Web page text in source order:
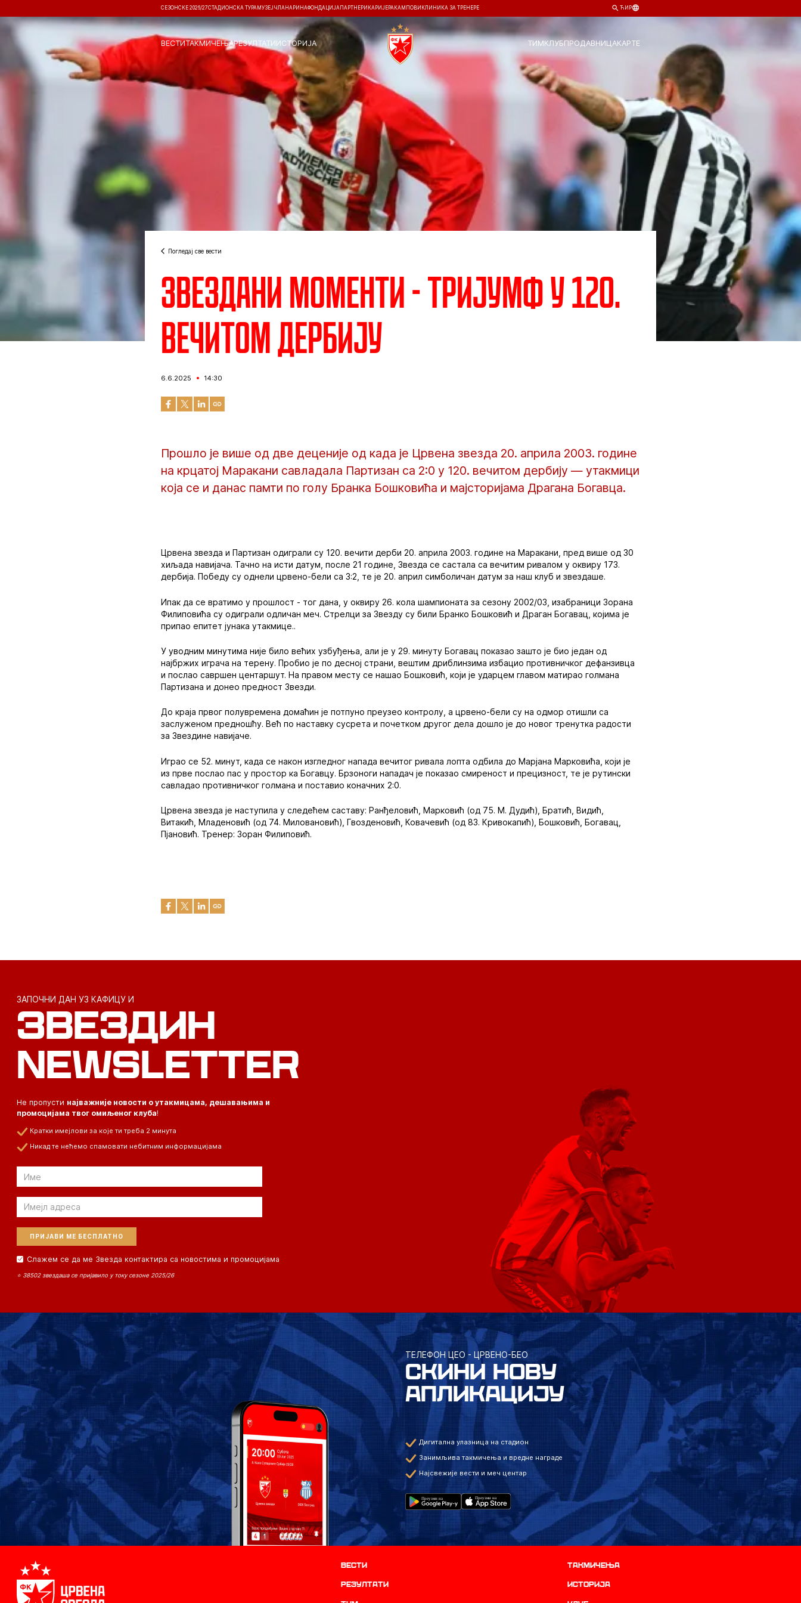
СЕЗОНСКЕ 2026/27СТАДИОНСКА ТУРА МУЗЕЈ ЧЛАНАРИНАФОНДАЦИЈА ПАРТНЕРИ КАРИЈЕРА КАМПОВИ КЛИНИКА ЗА ТРЕНЕРЕ ЋИР
ВЕСТИТАКМИЧЕЊАРЕЗУЛТАТИИСТОРИЈА ТИМКЛУБПРОДАВНИЦАКАРТЕ
Погледај све вести
Звездани моменти - Тријумф у 120.
вечитом дербију
6.6.2025 14:30
Прошло је више од две деценије од када је Црвена звезда 20. априла 2003. године
на крцатој Маракани савладала Партизан са 2:0 у 120. вечитом дербију — утакмици
која се и данас памти по голу Бранка Бошковића и мајсторијама Драгана Богавца.
Црвена звезда и Партизан одиграли су 120. вечити дерби 20. априла 2003. године на Маракани, пред више од 30
хиљада навијача. Тачно на исти датум, после 21 године, Звезда се састала са вечитим ривалом у оквиру 173.
дербија. Победу су однели црвено-бели са 3:2, те је 20. април симболичан датум за наш клуб и звездаше.
Ипак да се вратимо у прошлост - тог дана, у оквиру 26. кола шампионата за сезону 2002/03, изабраници Зорана
Филиповића су одиграли одличан меч. Стрелци за Звезду су били Бранко Бошковић и Драган Богавац, којима је
припао епитет јунака утакмице..
У уводним минутима није било већих узбуђења, али је у 29. минуту Богавац показао зашто је био један од
најбржих играча на терену. Пробио је по десној страни, вештим дриблинзима избацио противничког дефанзивца
и послао савршен центаршут. На правом месту се нашао Бошковић, који је ударцем главом матирао голмана
Партизана и донео предност Звезди.
До краја првог полувремена домаћин је потпуно преузео контролу, а црвено-бели су на одмор отишли са
заслуженом предношћу. Већ по наставку сусрета и почетком другог дела дошло je до новог тренутка радости
за Звездине навијаче.
Играо се 52. минут, када се након изгледног напада вечитог ривала лопта одбила до Марјана Марковића, који је
из прве послао пас у простор ка Богавцу. Брзоноги нападач је показао смиреност и прецизност, те је рутински
савладао противничког голмана и поставио коначних 2:0.
Црвена звезда је наступила у следећем саставу: Ранђеловић, Марковић (од 75. М. Дудић), Братић, Видић,
Витакић, Младеновић (од 74. Миловановић), Гвозденовић, Ковачевић (од 83. Кривокапић), Бошковић, Богавац,
Пјановић. Тренер: Зоран Филиповић.
ЗАПОЧНИ ДАН УЗ КАФИЦУ И
ЗВЕЗДИН
NEWSLETTER
Не пропусти најважније новости о утакмицама, дешавањима и
промоцијама твог омиљеног клуба!
Кратки имејлови за које ти треба 2 минута
Никад те нећемо спамовати небитним информацијама
Email
Email
Слажем се да ме Звезда контактира са новостима и промоцијама
⭐ 38502 звездаша се пријавило у току сезоне 2025/26
ТЕЛЕФОН ЦЕО - ЦРВЕНО-БЕО
СКИНИ НОВУ
АПЛИКАЦИЈУ
Дигитална улазница на стадион
Занимљива такмичења и вредне награде
Најсвежије вести и меч центар
Вести Такмичења
резултати историја